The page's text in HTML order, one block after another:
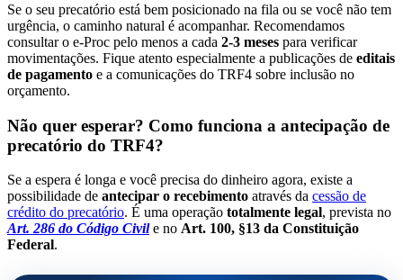
Se o seu precatório está bem posicionado na fila ou se você não tem
urgência, o caminho natural é acompanhar. Recomendamos
consultar o e-Proc pelo menos a cada 2-3 meses para verificar
movimentações. Fique atento especialmente a publicações de editais
de pagamento e a comunicações do TRF4 sobre inclusão no
orçamento.
Não quer esperar? Como funciona a antecipação de
precatório do TRF4?
Se a espera é longa e você precisa do dinheiro agora, existe a
possibilidade de antecipar o recebimento através da cessão de
crédito do precatório. É uma operação totalmente legal, prevista no
Art. 286 do Código Civile no Art. 100, §13 da Constituição
Federal.